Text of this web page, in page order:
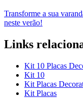
Transforme a sua
neste verão!
Links
Kit 10 Placas
Kit 10
Kit Placas
Kit Placas